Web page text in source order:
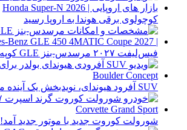
کوچولوی برقی هوندا به اروپا رسید
فیس‌لیفت ۲۰۲۷ مرسدس-بنز GLE کوپه معرفی شد
SUV آفرود هیوندای، نویدبخش یک آینده مهیج!
شورولت کوروت جدید با موتور جدید آمد!